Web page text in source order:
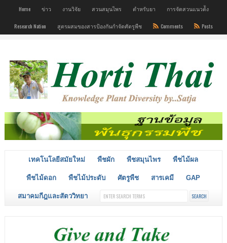
Home ข่าว งานวิจัย สวนสมุนไพร ตำหรับยา การจัดสวนแนวต้ัง
Research Nation สูตรผสมของสารป้องกันกำจัดศัตรูพืช Comments Posts
เทคโนโลยีสมัยใหม่ พืชผัก พืชสมุนไพร พืชไม้ผล
พืชไม้ดอก พืชไม้ประดับ ศัตรูพืช สารเคมี GAP
สมาคมกีฎและสัตววิทยา